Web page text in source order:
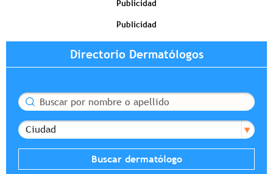
Publicidad
Publicidad
Directorio Dermatólogos
Buscar
Ciudad